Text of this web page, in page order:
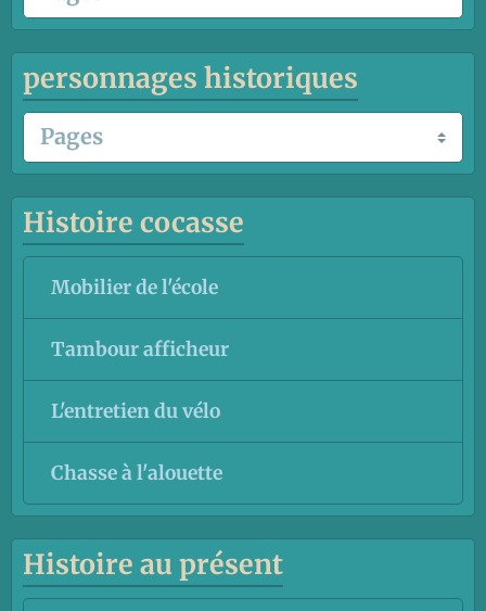
personnages historiques
Histoire cocasse
Mobilier de l'école
Tambour afficheur
L'entretien du vélo
Chasse à l'alouette
Histoire au présent